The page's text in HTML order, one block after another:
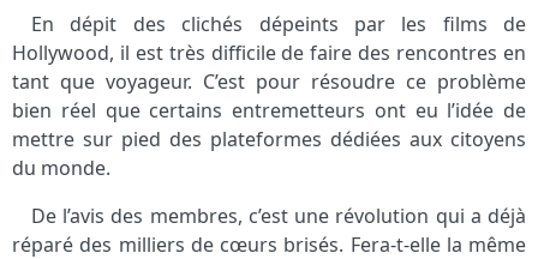
En dépit des clichés dépeints par les films de
Hollywood, il est très difficile de faire des rencontres en
tant que voyageur. C’est pour résoudre ce problème
bien réel que certains entremetteurs ont eu l’idée de
mettre sur pied des plateformes dédiées aux citoyens
du monde.
De l’avis des membres, c’est une révolution qui a déjà
réparé des milliers de cœurs brisés. Fera-t-elle la même